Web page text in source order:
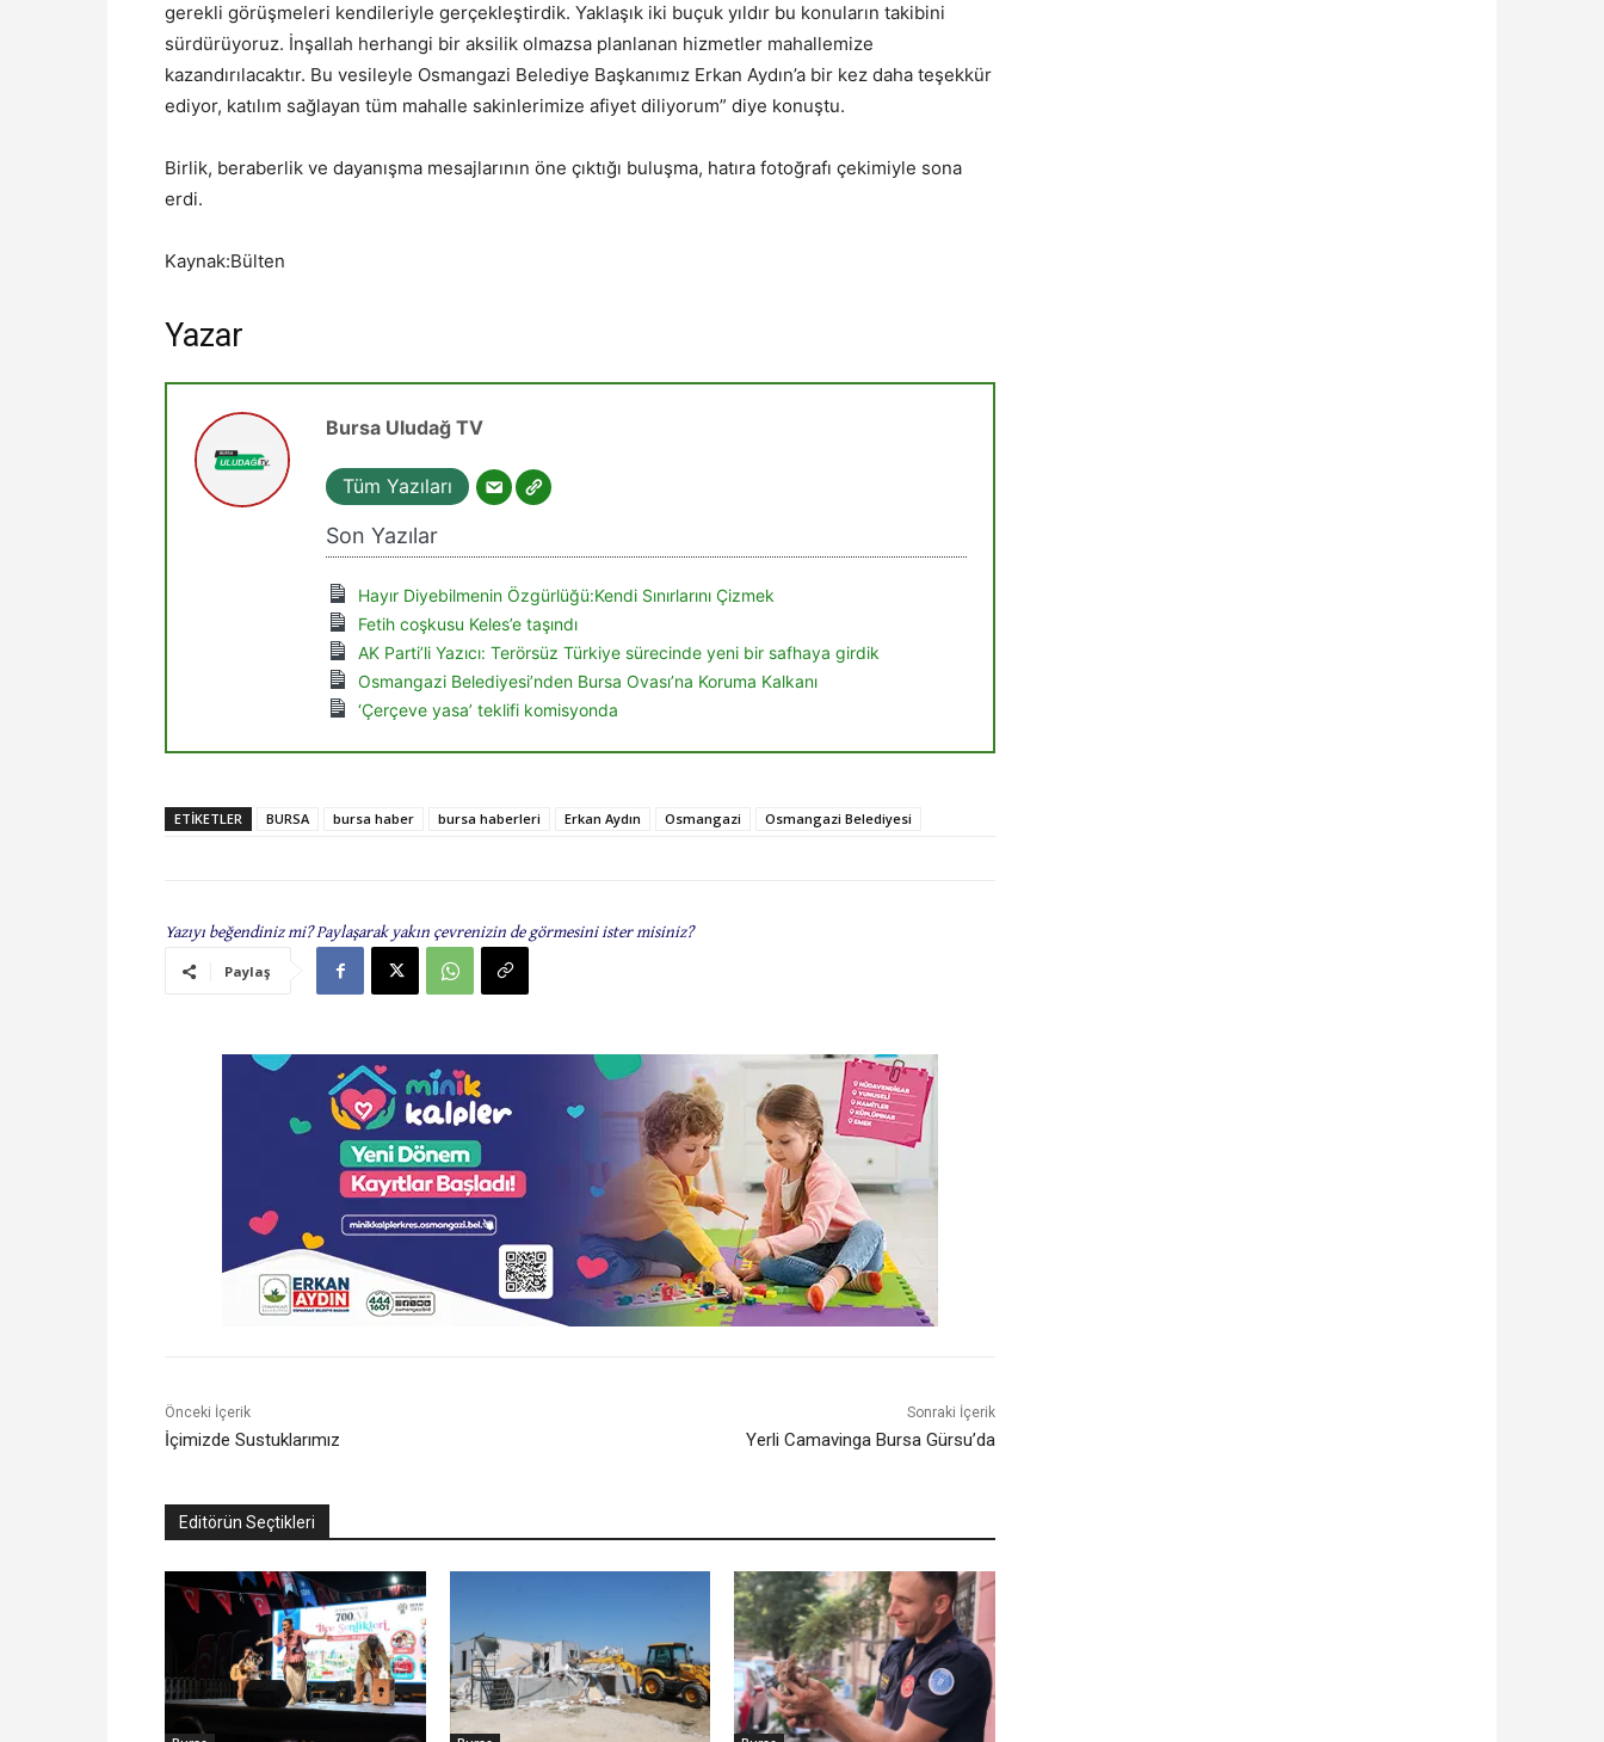
gerekli görüşmeleri kendileriyle gerçekleştirdik. Yaklaşık iki buçuk yıldır bu konuların takibini
sürdürüyoruz. İnşallah herhangi bir aksilik olmazsa planlanan hizmetler mahallemize
kazandırılacaktır. Bu vesileyle Osmangazi Belediye Başkanımız Erkan Aydın’a bir kez daha teşekkür
ediyor, katılım sağlayan tüm mahalle sakinlerimize afiyet diliyorum” diye konuştu.
Birlik, beraberlik ve dayanışma mesajlarının öne çıktığı buluşma, hatıra fotoğrafı çekimiyle sona
erdi.
Kaynak:Bülten
Yazar
Bursa Uludağ TV
Tüm Yazıları
Son Yazılar
Hayır Diyebilmenin Özgürlüğü:Kendi Sınırlarını Çizmek
Fetih coşkusu Keles’e taşındı
AK Parti’li Yazıcı: Terörsüz Türkiye sürecinde yeni bir safhaya girdik
Osmangazi Belediyesi’nden Bursa Ovası’na Koruma Kalkanı
‘Çerçeve yasa’ teklifi komisyonda
ETIKETLER BURSA bursa haber bursa haberleri Erkan Aydın Osmangazi Osmangazi Belediyesi
Yazıyı beğendiniz mi? Paylaşarak yakın çevrenizin de görmesini ister misiniz?
Paylaş
Önceki İçerik
İçimizde Sustuklarımız
Sonraki İçerik
Yerli Camavinga Bursa Gürsu’da
Editörün Seçtikleri